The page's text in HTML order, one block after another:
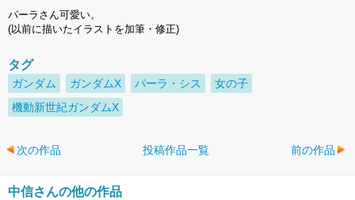
パーラさん可愛い。
(以前に描いたイラストを加筆・修正)
タグ
ガンダム ガンダムX パーラ・シス
女の子
機動新世紀ガンダムX
次の作品 投稿作品一覧 前の作品
中信さんの他の作品